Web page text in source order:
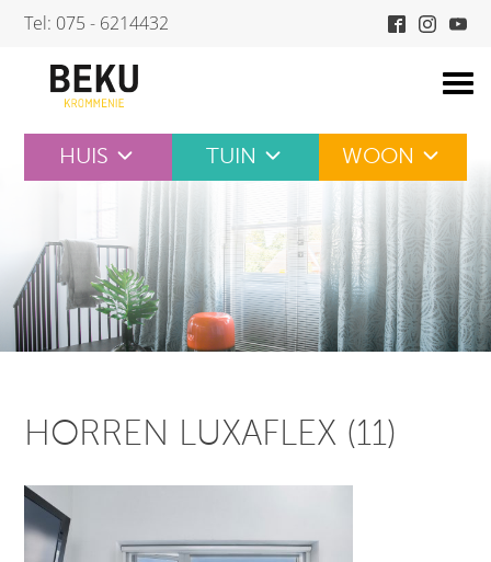
Skip
content
Tel: 075 - 6214432
HUIS TUIN WOON
HORREN LUXAFLEX (11)